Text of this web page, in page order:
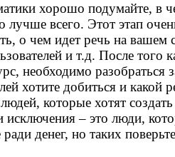
хорошо подумайте, в
всего. Этот этап
о чем идет речь на вашем
и т.д. После того
необходимо разобраться
хотите добиться и какой
которые хотят
исключения – это люди,
денег, но таких